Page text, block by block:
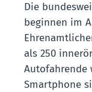
Die
beginnen im
als 250
Autofahrende
Smartphone